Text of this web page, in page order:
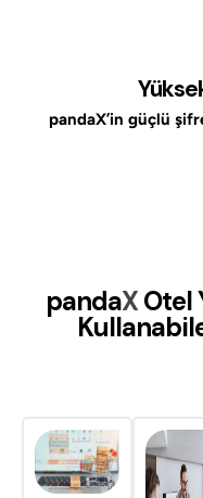
pandaX’in güçlü
pandaXOtel